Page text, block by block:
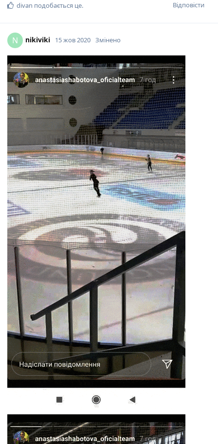
Відповісти
divan подобається це.
N nikiviki 15 жов 2020 Змінено